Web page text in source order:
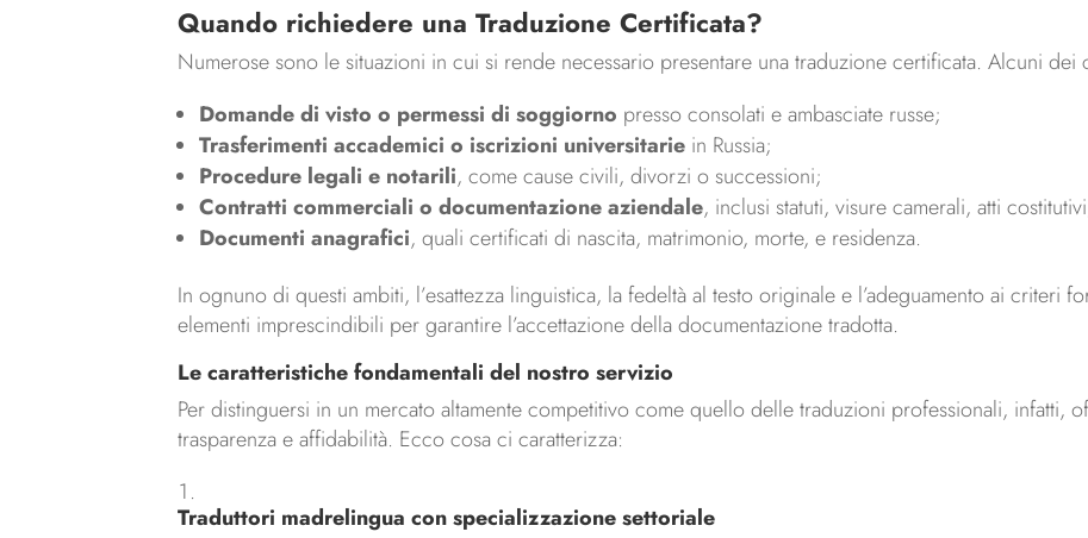
Quando richiedere una Traduzione Certificata?
Numerose sono le situazioni in cui si rende necessario presentare una traduzione certificata. Alcuni
Domande di visto o permessi di soggiorno presso consolati e ambasciate russe;
Trasferimenti accademici o iscrizioni universitarie in Russia;
Procedure legali e notarili, come cause civili, divorzi o successioni;
Contratti commerciali o documentazione aziendale, inclusi statuti, visure camerali, atti
Documenti anagrafici, quali certificati di nascita, matrimonio, morte, e residenza.
In ognuno di questi ambiti, l’esattezza linguistica, la fedeltà al testo originale e l’adeguamento ai criteri
elementi imprescindibili per garantire l’accettazione della documentazione tradotta.
Le caratteristiche fondamentali del nostro servizio
Per distinguersi in un mercato altamente competitivo come quello delle traduzioni professionali, infatti,
trasparenza e affidabilità. Ecco cosa ci caratterizza:
Traduttori madrelingua con specializzazione settoriale